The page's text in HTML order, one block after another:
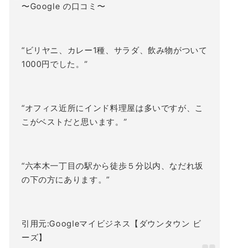
〜Google の口コミ〜
“ビリヤニ、カレー1種、サラダ、飲み物がついて
1000円でした。”
“オフィス近所にインド料理屋は多いですが、こ
こがベストだと思います。”
“六本木一丁目の駅から徒歩５分以内、なだれ坂
の下の方にあります。”
引用元:Googleマイビジネス【ダウンタウン ビ
ーズ】